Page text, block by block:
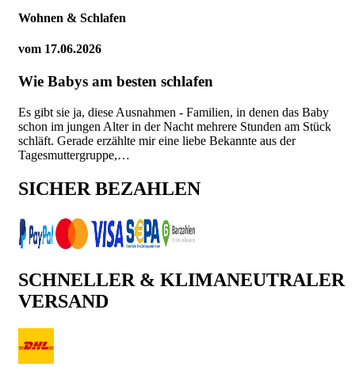
Wohnen & Schlafen
vom 17.06.2026
Wie Babys am besten schlafen
Es gibt sie ja, diese Ausnahmen - Familien, in denen das Baby
schon im jungen Alter in der Nacht mehrere Stunden am Stück
schläft. Gerade erzählte mir eine liebe Bekannte aus der
Tagesmuttergruppe,…
SICHER BEZAHLEN
SCHNELLER & KLIMANEUTRALER
VERSAND